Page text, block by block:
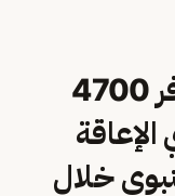
هيئة العناية بالحرمين توفر 4700
خلال